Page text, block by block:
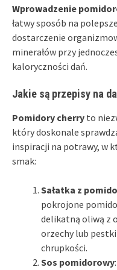
Wprowadzenie
łatwy sposób na
dostarczenie
minerałów przy
kaloryczności dań.
Jakie są przepisy na
Pomidory cherry to
który doskonale
inspiracji na potrawy, w
smak:
Sałatka z
pokrojone
delikatną oliwą z
orzechy lub pestki
chrupkości.
Sos pomidorowy